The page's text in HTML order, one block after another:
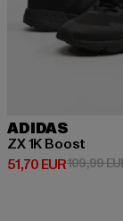
ADIDAS
ZX 1K Boost
51,70 EUR
Derzeitiger Preis:
109,99